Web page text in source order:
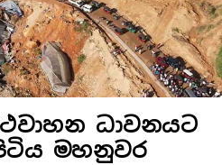
ධාවනයට
මහනුවර